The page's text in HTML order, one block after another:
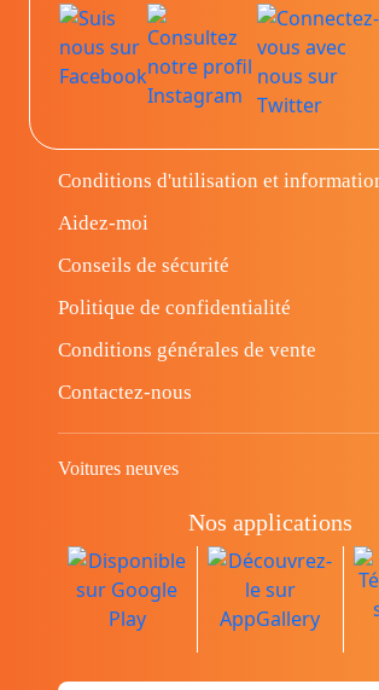
Conditions d'utilisation et
Aidez-moi
Conseils de sécurité
Politique de confidentialité
Conditions générales de vente
Contactez-nous
Voitures neuves
Nos applications